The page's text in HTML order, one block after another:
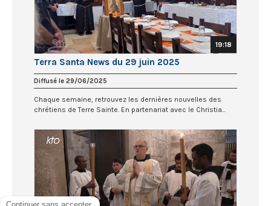
19:18
Terra Santa News du 29 juin 2025
Diffusé le 29/06/2025
Chaque semaine, retrouvez les dernières nouvelles des
chrétiens de Terre Sainte. En partenariat avec le Christia...